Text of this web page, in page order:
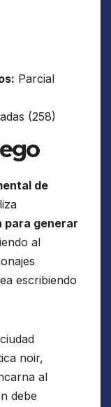
Parcial
(258)
de
para generar
al
escribiendo
noir,
al
debe